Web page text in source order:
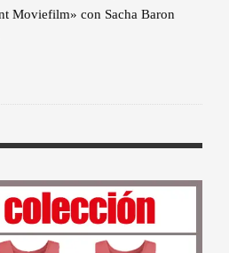
Moviefilm» con Sacha Baron